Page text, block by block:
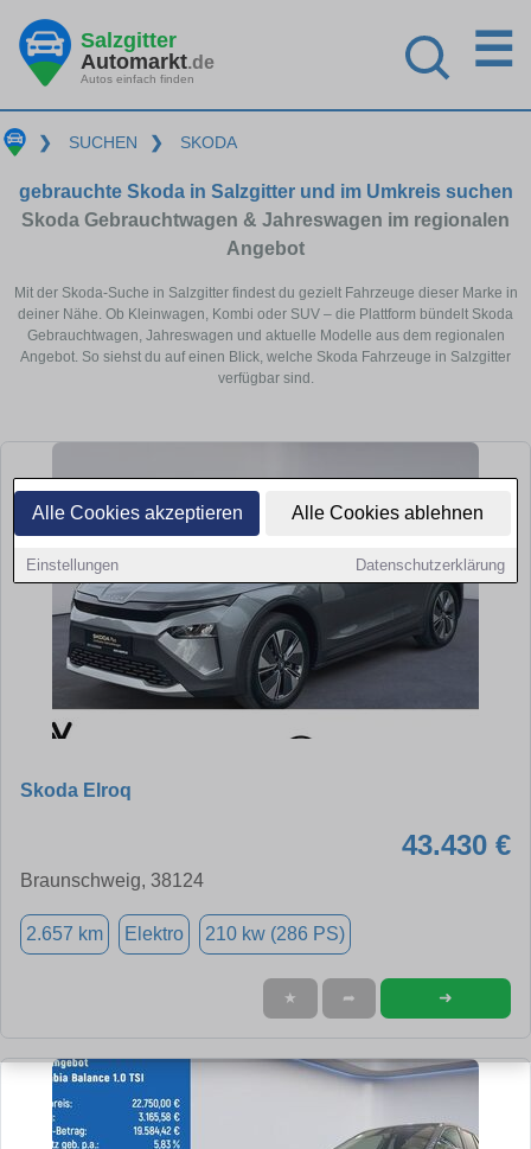
Alle Cookies akzeptieren Alle Cookies ablehnen
Einstellungen Datenschutzerklärung
Salzgitter
Automarkt.de
Autos einfach finden
☰
❯ SUCHEN ❯ SKODA
gebrauchte Skoda in Salzgitter und im Umkreis suchen
Skoda Gebrauchtwagen & Jahreswagen im regionalen
Angebot
Mit der Skoda-Suche in Salzgitter findest du gezielt Fahrzeuge dieser Marke in
deiner Nähe. Ob Kleinwagen, Kombi oder SUV – die Plattform bündelt Skoda
Gebrauchtwagen, Jahreswagen und aktuelle Modelle aus dem regionalen
Angebot. So siehst du auf einen Blick, welche Skoda Fahrzeuge in Salzgitter
verfügbar sind.
Skoda Elroq
43.430 €
Braunschweig, 38124
2.657 km Elektro 210 kw (286 PS)
★ ➦ ➜